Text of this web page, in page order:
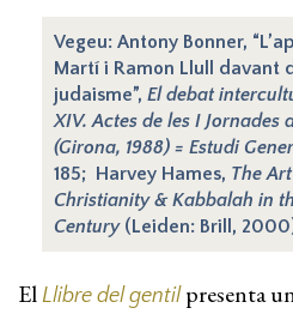
Vegeu: Antony Bonner,
Martí i Ramon Llull davant
judaisme”, El debat
XIV. Actes de les I Jornades
(Girona, 1988) = Estudi
185; Harvey Hames, The
Christianity & Kabbalah in
Century(Leiden: Brill,
El Llibre del gentilpresenta